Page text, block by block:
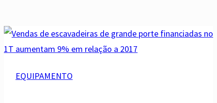
EQUIPAMENTO